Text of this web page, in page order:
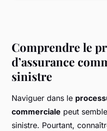
Comprendre le
d’assurance
sinistre
Naviguer dans le
commerciale peut
sinistre. Pourtant,